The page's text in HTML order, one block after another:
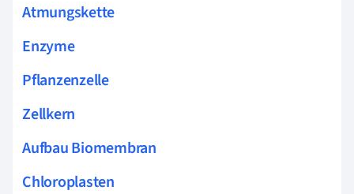
Atmungskette
Enzyme
Pflanzenzelle
Zellkern
Aufbau Biomembran
Chloroplasten